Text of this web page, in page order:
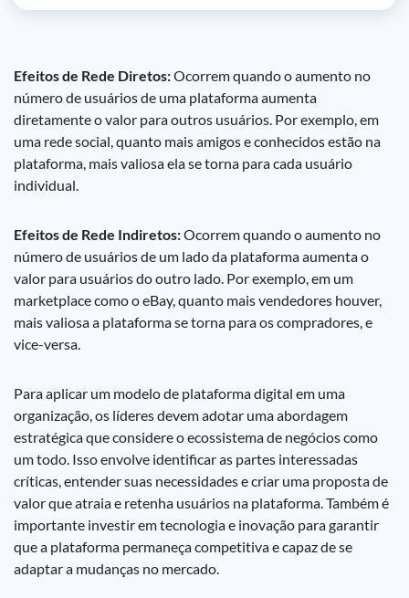
Efeitos de Rede Diretos:Ocorrem quando o aumento no
número de usuários de uma plataforma aumenta
diretamente o valor para outros usuários. Por exemplo, em
uma rede social, quanto mais amigos e conhecidos estão na
plataforma, mais valiosa ela se torna para cada usuário
individual.
Efeitos de Rede Indiretos:Ocorrem quando o aumento no
número de usuários de um lado da plataforma aumenta o
valor para usuários do outro lado. Por exemplo, em um
marketplace como o eBay, quanto mais vendedores houver,
mais valiosa a plataforma se torna para os compradores, e
vice-versa.
Para aplicar um modelo de plataforma digital em uma
organização, os líderes devem adotar uma abordagem
estratégica que considere o ecossistema de negócios como
um todo. Isso envolve identificar as partes interessadas
críticas, entender suas necessidades e criar uma proposta de
valor que atraia e retenha usuários na plataforma. Também é
importante investir em tecnologia e inovação para garantir
que a plataforma permaneça competitiva e capaz de se
adaptar a mudanças no mercado.